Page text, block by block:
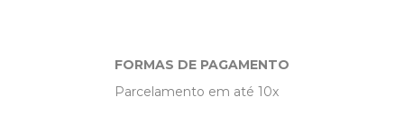
FORMAS DE PAGAMENTO
Parcelamento em até 10x